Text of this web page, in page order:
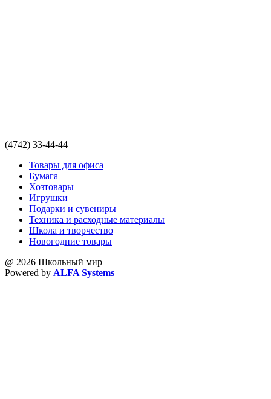
(4742) 33-44-44
Товары для офиса
Бумага
Хозтовары
Игрушки
Подарки и сувениры
Техника и расходные материалы
Школа и творчество
Новогодние товары
@ 2026 Школьный мир
Powered by ALFA Systems